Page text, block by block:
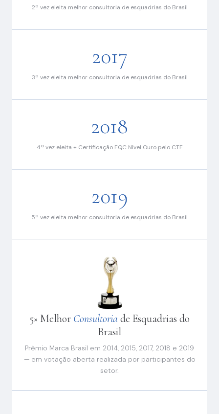
2ª vez eleita melhor consultoria de esquadrias do Brasil
2017
3ª vez eleita melhor consultoria de esquadrias do Brasil
2018
4ª vez eleita + Certificação EQC Nível Ouro pelo CTE
2019
5ª vez eleita melhor consultoria de esquadrias do Brasil
5× Melhor Consultoria de Esquadrias do
Brasil
Prêmio Marca Brasil em 2014, 2015, 2017, 2018 e 2019
— em votação aberta realizada por participantes do
setor.